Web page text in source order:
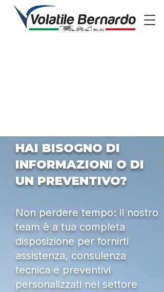
HAI BISOGNO DI
INFORMAZIONI O DI
UN PREVENTIVO?
Non perdere tempo: il nostro
team è a tua completa
disposizione per fornirti
assistenza, consulenza
tecnica e preventivi
personalizzati nel settore